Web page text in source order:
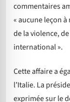
commentaires
« aucune leçon
de la violence,
international ».
Cette affaire a
l’Italie. La
exprimée sur le